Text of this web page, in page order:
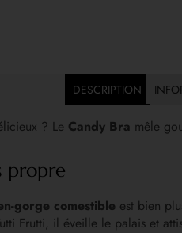
DESCRIPTION
? Le Candy Bra mêle
propre
gorge comestible est bien
Frutti, il éveille le palais et